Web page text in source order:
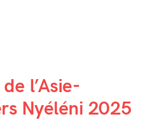
l’Asie-
Nyéléni 2025